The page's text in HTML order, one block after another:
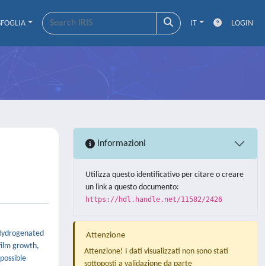
IT LOGIN
growth,
Informazioni
Utilizza questo identificativo per citare o creare
un link a questo documento:
https://hdl.handle.net/11582/2426
Attenzione
Attenzione! I dati visualizzati non sono stati
sottoposti a validazione da parte